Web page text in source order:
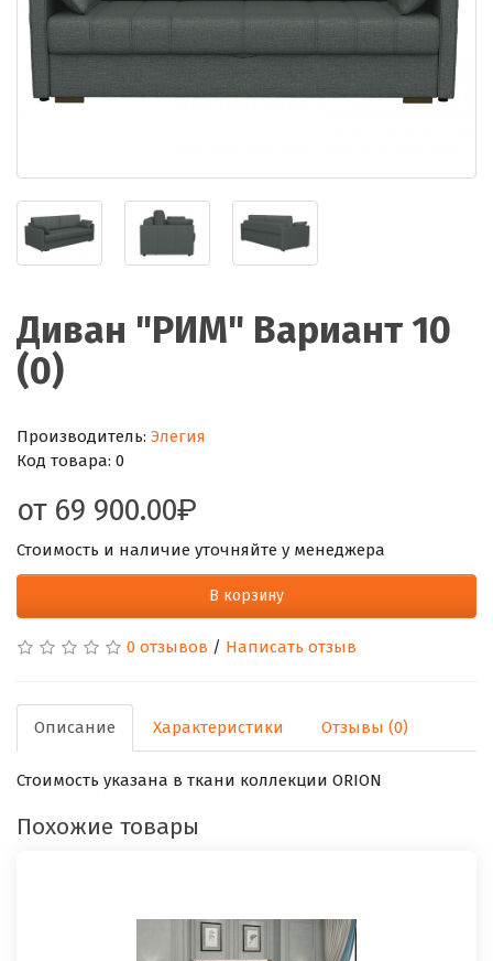
Диван "РИМ" Вариант 10
(0)
Производитель: Элегия
Код товара: 0
от 69 900.00
Стоимость и наличие уточняйте у менеджера
В корзину
0 отзывов / Написать отзыв
Описание Характеристики Отзывы (0)
Стоимость указана в ткани коллекции ORION
Похожие товары